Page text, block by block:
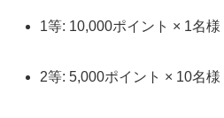
1等: 10,000ポイント × 1名様
2等: 5,000ポイント × 10名様